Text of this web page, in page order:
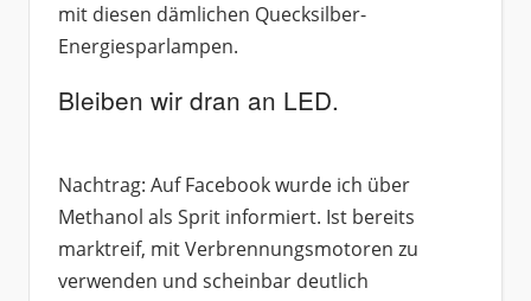
mit diesen dämlichen Quecksilber-
Energiesparlampen.
Bleiben wir dran an LED.
Nachtrag: Auf Facebook wurde ich über
Methanol als Sprit informiert. Ist bereits
marktreif, mit Verbrennungsmotoren zu
verwenden und scheinbar deutlich